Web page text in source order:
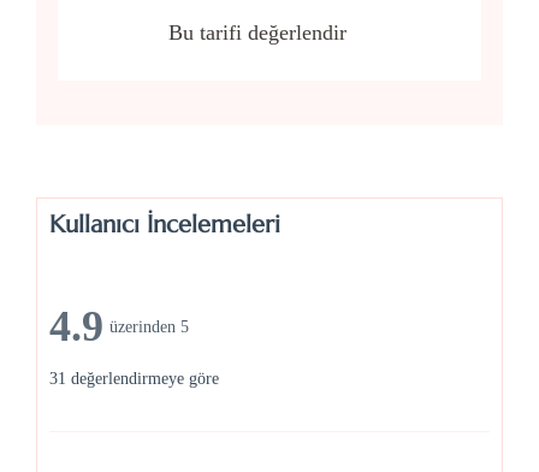
Bu tarifi değerlendir
Kullanıcı İncelemeleri
4.9 üzerinden 5
31 değerlendirmeye göre